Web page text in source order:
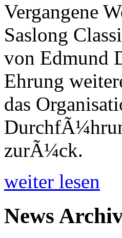
Vergangene
Saslong
von Edmund
Ehrung
das
zurÃ¼ck.
weiter lesen
News